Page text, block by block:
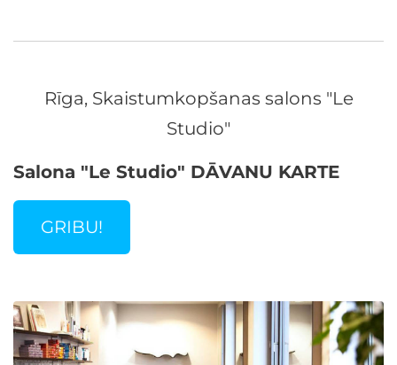
Rīga, Skaistumkopšanas salons "Le
Studio"
Salona "Le Studio" DĀVANU KARTE
GRIBU!